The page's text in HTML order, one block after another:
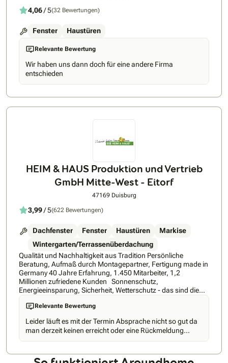
4,06/ 5(32 Bewertungen)
Fenster Haustüren
Relevante Bewertung
Wir haben uns dann doch für eine andere Firma
entschieden
HEIM & HAUS Produktion und Vertrieb
GmbH Mitte-West - Eitorf
47169 Duisburg
3,99/ 5(622 Bewertungen)
Dachfenster Fenster Haustüren
Markise
Wintergarten/Terrassenüberdachung
Qualität und Nachhaltigkeit aus Tradition Persönliche
Beratung, Aufmaß durch Montagepartner, Fertigung made in
Germany 40 Jahre Erfahrung, 1.450 Mitarbeiter, 1,2
Millionen zufriedene Kunden Sonnenschutz,
Energieeinsparung, Sicherheit, Wetterschutz - das sind die
Stärken von HEIM & HAUS. Hinzu kommt ein einzigartiges
Vertriebskonzept: Ohne den sonst üblichen Zwischenhandel
liefern wir direkt ab Werk maßgefertigte Qualitätsprodukte
"Made in Germany" - zu einem ausgezeichneten Preis-
Leistungs-Verhältnis. Typisch HEIM & HAUS ist auch die
persönliche Produktberatung durch den HEIM & HAUS-
Kunden, demonstriert er die besonderen Vorteile der HEIM &
Relevante Bewertung
Leider läuft es mit der Termin Absprache nicht so gut da
man derzeit keinen erreicht oder eine Rückmeldung
bekommt was sehr schade ist aber ich denke es wird